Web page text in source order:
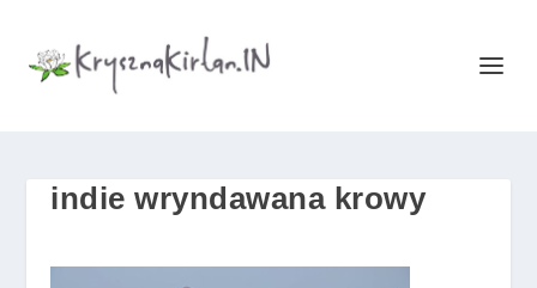
indie wryndawana krowy